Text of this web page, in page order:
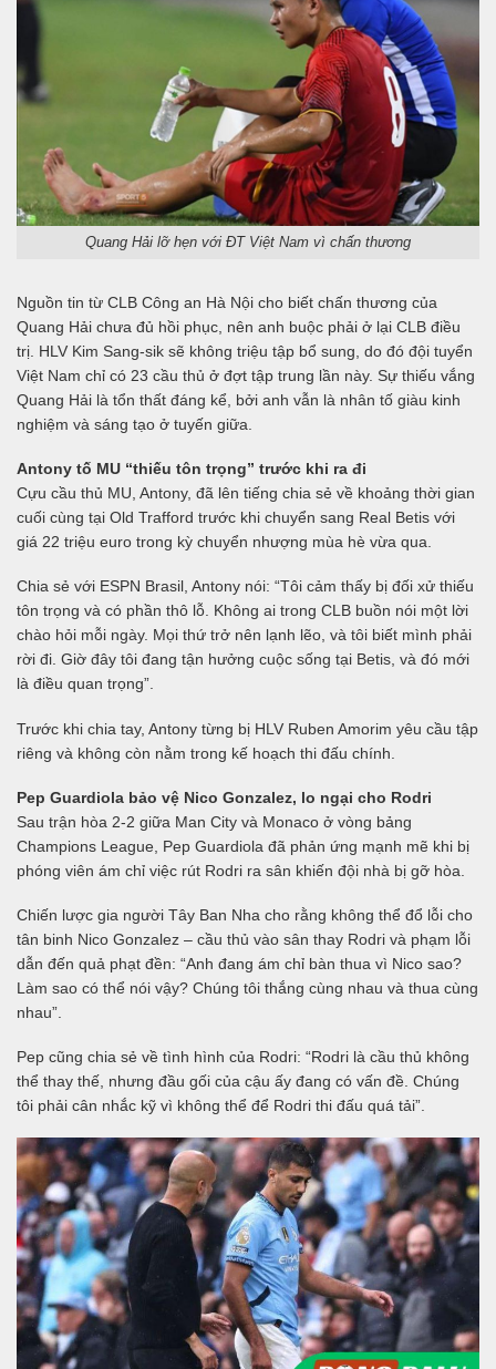
Quang Hải lỡ hẹn với ĐT Việt Nam vì chấn thương
Nguồn tin từ CLB Công an Hà Nội cho biết chấn thương của
Quang Hải chưa đủ hồi phục, nên anh buộc phải ở lại CLB điều
trị. HLV Kim Sang-sik sẽ không triệu tập bổ sung, do đó đội tuyển
Việt Nam chỉ có 23 cầu thủ ở đợt tập trung lần này. Sự thiếu vắng
Quang Hải là tổn thất đáng kể, bởi anh vẫn là nhân tố giàu kinh
nghiệm và sáng tạo ở tuyến giữa.
Antony tố MU “thiếu tôn trọng” trước khi ra đi
Cựu cầu thủ MU, Antony, đã lên tiếng chia sẻ về khoảng thời gian
cuối cùng tại Old Trafford trước khi chuyển sang Real Betis với
giá 22 triệu euro trong kỳ chuyển nhượng mùa hè vừa qua.
Chia sẻ với ESPN Brasil, Antony nói: “Tôi cảm thấy bị đối xử thiếu
tôn trọng và có phần thô lỗ. Không ai trong CLB buồn nói một lời
chào hỏi mỗi ngày. Mọi thứ trở nên lạnh lẽo, và tôi biết mình phải
rời đi. Giờ đây tôi đang tận hưởng cuộc sống tại Betis, và đó mới
là điều quan trọng”.
Trước khi chia tay, Antony từng bị HLV Ruben Amorim yêu cầu tập
riêng và không còn nằm trong kế hoạch thi đấu chính.
Pep Guardiola bảo vệ Nico Gonzalez, lo ngại cho Rodri
Sau trận hòa 2-2 giữa Man City và Monaco ở vòng bảng
Champions League, Pep Guardiola đã phản ứng mạnh mẽ khi bị
phóng viên ám chỉ việc rút Rodri ra sân khiến đội nhà bị gỡ hòa.
Chiến lược gia người Tây Ban Nha cho rằng không thể đổ lỗi cho
tân binh Nico Gonzalez – cầu thủ vào sân thay Rodri và phạm lỗi
dẫn đến quả phạt đền: “Anh đang ám chỉ bàn thua vì Nico sao?
Làm sao có thể nói vậy? Chúng tôi thắng cùng nhau và thua cùng
nhau”.
Pep cũng chia sẻ về tình hình của Rodri: “Rodri là cầu thủ không
thể thay thế, nhưng đầu gối của cậu ấy đang có vấn đề. Chúng
tôi phải cân nhắc kỹ vì không thể để Rodri thi đấu quá tải”.